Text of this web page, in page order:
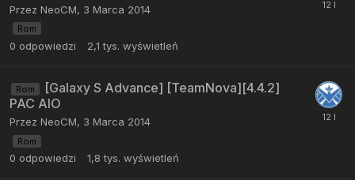
Przez NeoCM, 3 Marca 2014
Rom
0 odpowiedzi 2,1 tys. wyświetleń
Rom
[Galaxy S Advance] [TeamNova][4.4.2]
PAC AIO
Przez NeoCM, 3 Marca 2014
Rom
0 odpowiedzi 1,8 tys. wyświetleń